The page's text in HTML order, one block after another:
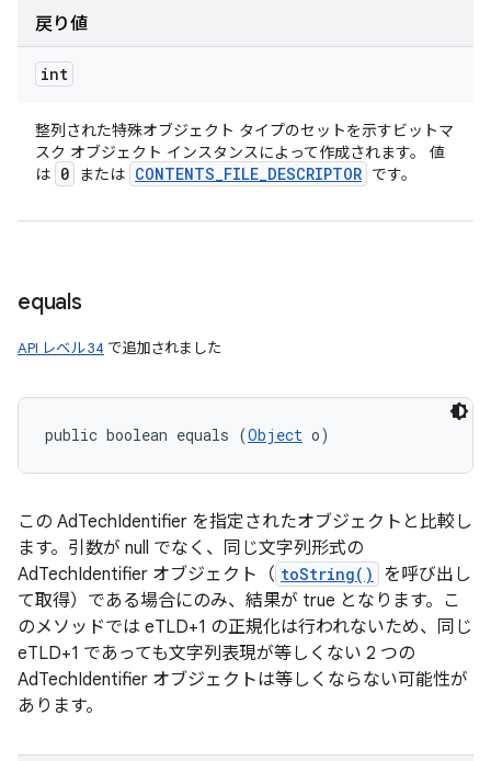
戻り値
int
整列された特殊オブジェクト タイプのセットを示すビットマ
スク オブジェクト インスタンスによって作成されます。 値
は 0 または CONTENTS_FILE_DESCRIPTOR です。
equals
API レベル 34 で追加されました
public boolean equals (Object o)
この AdTechIdentifier を指定されたオブジェクトと比較し
ます。引数が null でなく、同じ文字列形式の
AdTechIdentifier オブジェクト（ toString()
を呼び出し
て取得）である場合にのみ、結果が true となります。こ
のメソッドでは eTLD+1 の正規化は行われないため、同じ
eTLD+1 であっても文字列表現が等しくない 2 つの
AdTechIdentifier オブジェクトは等しくならない可能性が
あります。